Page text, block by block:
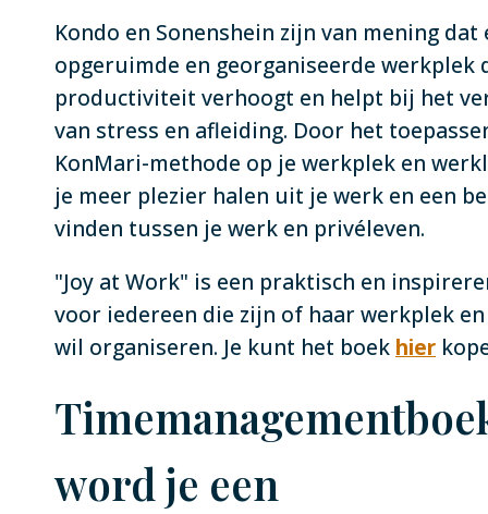
Kondo en Sonenshein zijn van mening dat
opgeruimde en georganiseerde werkplek
productiviteit verhoogt en helpt bij het
van stress en afleiding. Door het
KonMari-methode op je werkplek en
je meer plezier halen uit je werk en een
vinden tussen je werk en privéleven.
"Joy at Work" is een praktisch en
voor iedereen die zijn of haar werkplek
wil organiseren. Je kunt het boek hier
word je een